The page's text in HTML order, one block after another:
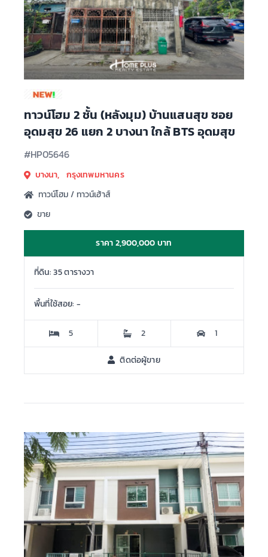
ทาวน์โฮม 2 ชั้น (หลังมุม) บ้านแสนสุข ซอย
อุดมสุข 26 แยก 2 บางนา ใกล้ BTS อุดมสุข
#HP05646
บางนา, กรุงเทพมหานคร
ทาวน์โฮม / ทาวน์เฮ้าส์
ขาย
ราคา 2,900,000 บาท
ที่ดิน: 35 ตารางวา
พื้นที่ใช้สอย: -
5 2 1
ติดต่อผู้ขาย